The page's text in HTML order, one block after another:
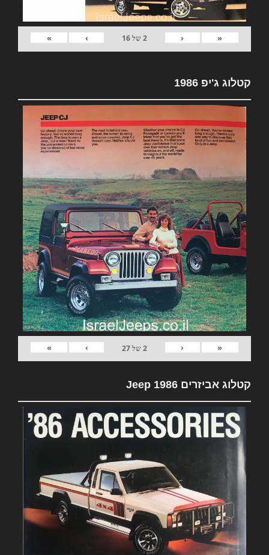
«
‹
2של16
›
»
קטלוג ג'יפ 1986
«
‹
2של27
›
»
קטלוג אביזרים Jeep 1986